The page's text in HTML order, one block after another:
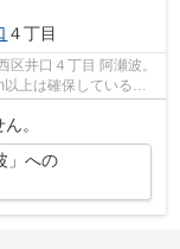
４丁目
井口４丁目 阿瀬波。
上は確保しているの
。
」への